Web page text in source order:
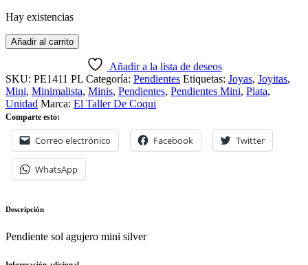
Hay existencias
Añadir al carrito
Añadir a la lista de deseos
SKU: PE1411 PL Categoría: Pendientes Etiquetas: Joyas, Joyitas,
Mini, Minimalista, Minis, Pendientes, Pendientes Mini, Plata,
Unidad Marca: El Taller De Coqui
Comparte esto:
Correo electrónico Facebook Twitter
WhatsApp
Descripción
Pendiente sol agujero mini silver